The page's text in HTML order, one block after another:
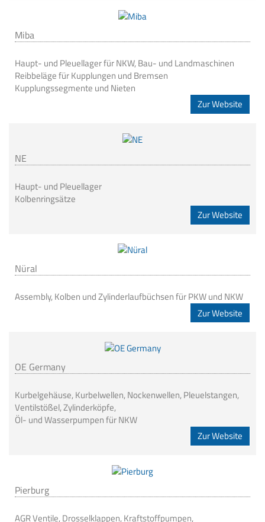
Miba
Haupt- und Pleuellager für NKW, Bau- und Landmaschinen
Reibbeläge für Kupplungen und Bremsen
Kupplungssegmente und Nieten
Zur Website
NE
Haupt- und Pleuellager
Kolbenringsätze
Zur Website
Nüral
Assembly, Kolben und Zylinderlaufbüchsen für PKW und NKW
Zur Website
OE Germany
Kurbelgehäuse, Kurbelwellen, Nockenwellen, Pleuelstangen,
Ventilstößel, Zylinderköpfe,
Öl- und Wasserpumpen für NKW
Zur Website
Pierburg
AGR Ventile, Drosselklappen, Kraftstoffpumpen,